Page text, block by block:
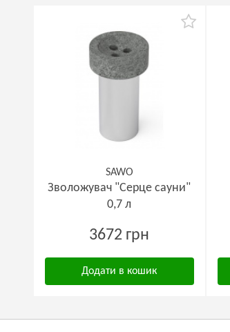
SAWO
Зволожувач "Серце сауни"
0,7 л
3672 грн
Додати в кошик